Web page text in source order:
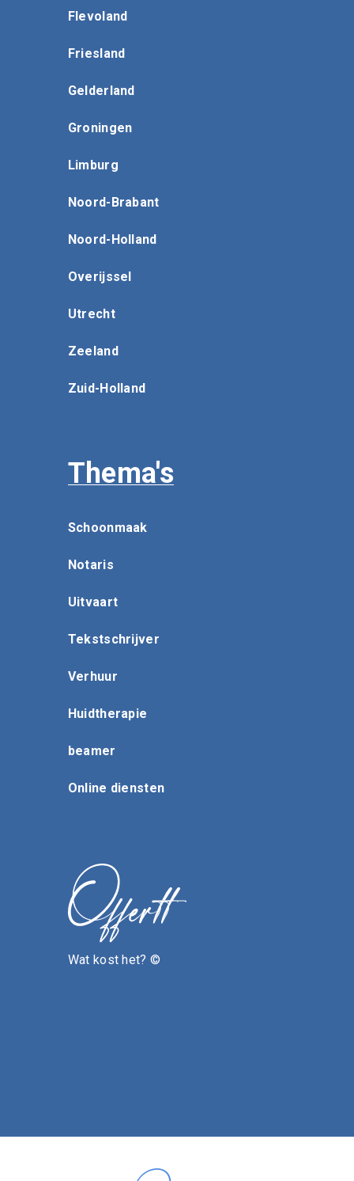
Flevoland
Friesland
Gelderland
Groningen
Limburg
Noord-Brabant
Noord-Holland
Overijssel
Utrecht
Zeeland
Zuid-Holland
Thema's
Schoonmaak
Notaris
Uitvaart
Tekstschrijver
Verhuur
Huidtherapie
beamer
Online diensten
Wat kost het? ©